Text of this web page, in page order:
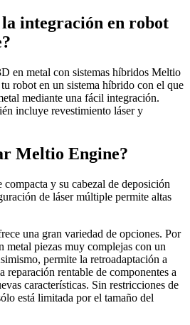
la integración en robot
en metal con sistemas híbridos Meltio
robot en un sistema híbrido con el que
mediante una fácil integración.
incluye revestimiento láser y
Meltio Engine?
compacta y su cabezal de deposición
de láser múltiple permite altas
una gran variedad de opciones. Por
metal piezas muy complejas con un
permite la retroadaptación a
rentable de componentes a
características. Sin restricciones de
está limitada por el tamaño del